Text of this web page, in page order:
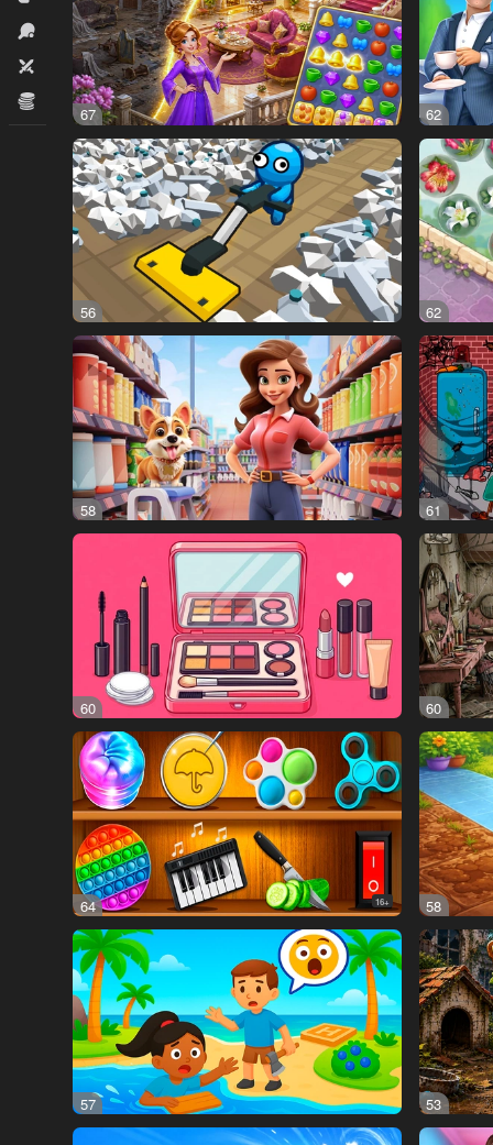
İdman
İki nəfərlik
İqtisadi
67 62
56 62
58 61
60 60
64 16+ 58
57 53